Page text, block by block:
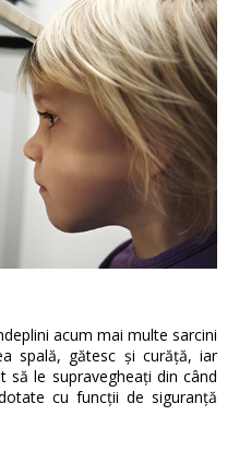
acum mai multe sarcini
spală, gătesc şi curăţă, iar
să le supravegheaţi din când
cu funcţii de siguranţă